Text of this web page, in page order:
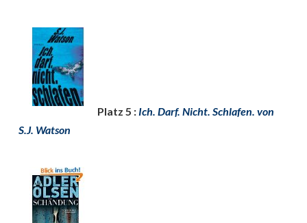
Platz 5 : Ich. Darf. Nicht. Schlafen. von
S.J. Watson